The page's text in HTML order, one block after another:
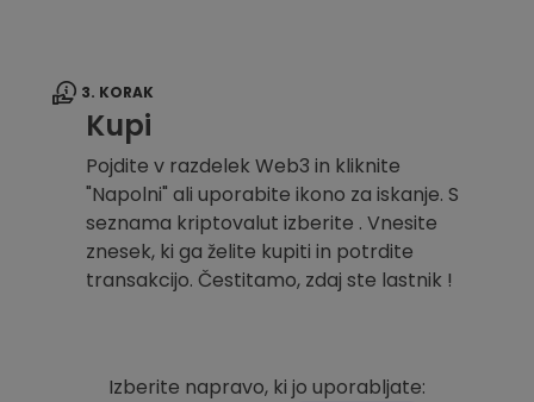
3. KORAK
Kupi
Pojdite v razdelek Web3 in kliknite
"Napolni" ali uporabite ikono za iskanje. S
seznama kriptovalut izberite . Vnesite
znesek, ki ga želite kupiti in potrdite
transakcijo. Čestitamo, zdaj ste lastnik !
Izberite napravo, ki jo uporabljate: